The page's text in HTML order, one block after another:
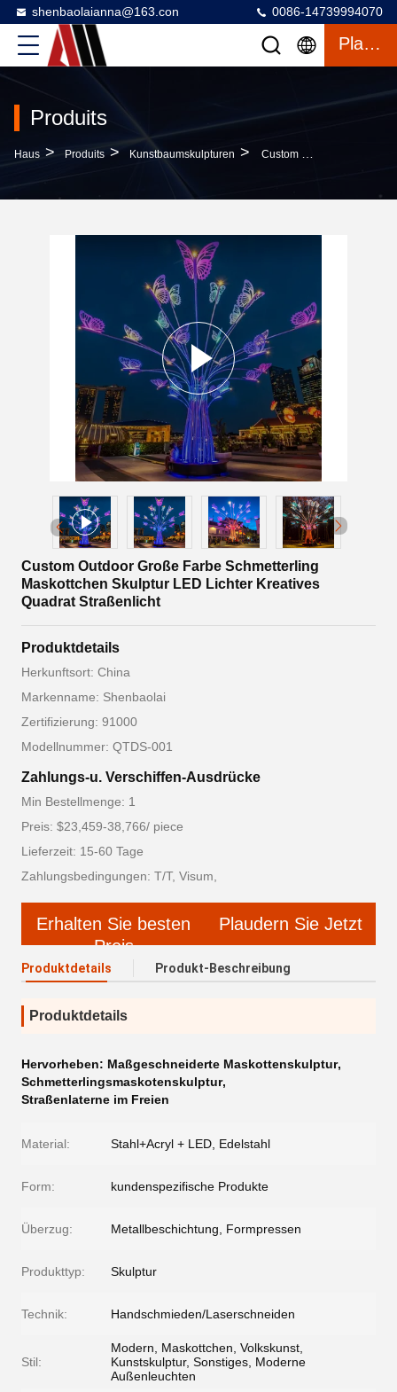
shenbaolaianna@163.con 0086-14739994070
Plaudern
Produits
Haus > Produits > Kunstbaumskulpturen > Custom Outdoor Große Farbe Schmetterling Maskottchen Skulptur LED Lichter Kreatives Quadrat Straßenlicht
Custom Outdoor Große Farbe Schmetterling
Maskottchen Skulptur LED Lichter Kreatives
Quadrat Straßenlicht
Produktdetails
Herkunftsort: China
Markenname: Shenbaolai
Zertifizierung: 91000
Modellnummer: QTDS-001
Zahlungs-u. Verschiffen-Ausdrücke
Min Bestellmenge: 1
Preis: $23,459-38,766/ piece
Lieferzeit: 15-60 Tage
Zahlungsbedingungen: T/T, Visum,
Erhalten Sie besten
Preis
Plaudern Sie Jetzt
Produktdetails Produkt-Beschreibung
Produktdetails
Hervorheben: Maßgeschneiderte Maskottenskulptur,
Schmetterlingsmaskotenskulptur,
Straßenlaterne im Freien
Material: Stahl+Acryl + LED, Edelstahl
Form: kundenspezifische Produkte
Überzug: Metallbeschichtung, Formpressen
Produkttyp: Skulptur
Technik: Handschmieden/Laserschneiden
Stil:
Modern, Maskottchen, Volkskunst,
Kunstskulptur, Sonstiges, Moderne
Außenleuchten